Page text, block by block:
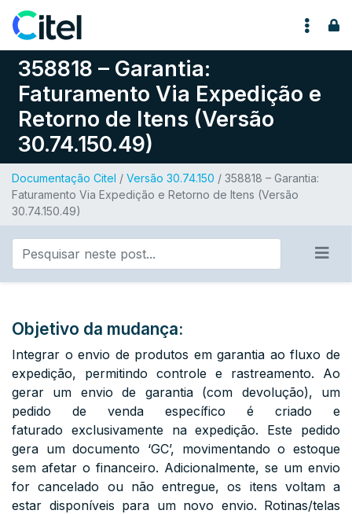
Pular para o conteúdo
358818 – Garantia:
Faturamento Via Expedição e
Retorno de Itens (Versão
30.74.150.49)
Documentação Citel / Versão 30.74.150 / 358818 – Garantia:
Faturamento Via Expedição e Retorno de Itens (Versão
30.74.150.49)
Objetivo da mudança:
Integrar o envio de produtos em garantia ao fluxo de
expedição, permitindo controle e rastreamento. Ao
gerar um envio de garantia (com devolução), um
pedido de venda específico é criado e
faturado exclusivamentena expedição. Este pedido
gera um documento ‘GC’, movimentando o estoque
sem afetar o financeiro. Adicionalmente, se um envio
for cancelado ou não entregue, os itens voltam a
estar disponíveis para um novo envio. Rotinas/telas